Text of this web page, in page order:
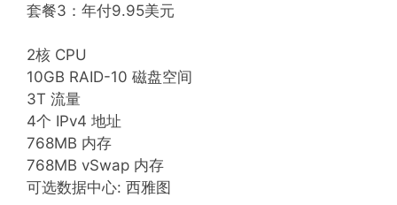
套餐3：年付9.95美元
2核 CPU
10GB RAID-10 磁盘空间
3T 流量
4个 IPv4 地址
768MB 内存
768MB vSwap 内存
可选数据中心: 西雅图